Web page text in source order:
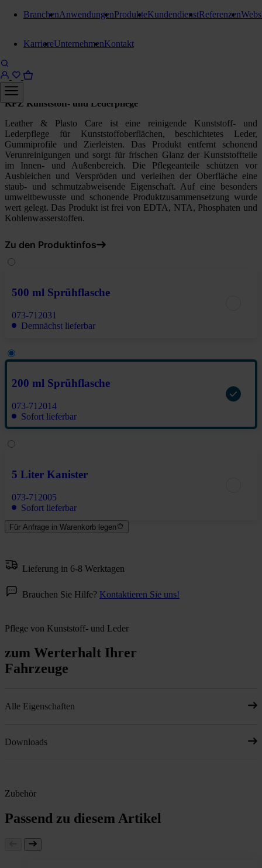
BranchenAnwendungenProdukteKundendienstReferenzen
KarriereUnternehmenKontakt
Kiehl Leather & Plasto Care
200 ml Sprühflasche
KFZ Kunststoff- und Lederpflege
Leather & Plasto Care ist eine reinigende Kunststoff- und
Lederpflege für Kunststoffoberflächen, beschichtetes Leder,
Gummiprofile und Zierleisten. Das Produkt entfernt schonend
Verunreinigungen und sorgt für frischen Glanz der Kunststoffteile
im Innen- und Außenbereich. Die Pflegeanteile schützen vor
Ausbleichen und Verspröden und verleihen der Oberfläche eine
staub- und schmutzabweisende Eigenschaft. Auf eine besonders
umweltbewusste und schonende Produktzusammensetzung wurde
wert gelegt. Das Produkt ist frei von EDTA, NTA, Phosphaten und
Kohlenwasserstoffen.
Zu den Produktinfos
500 ml Sprühflasche
073-712031
Demnächst lieferbar
200 ml Sprühflasche
073-712014
Sofort lieferbar
5 Liter Kanister
073-712005
Sofort lieferbar
Für Anfrage in Warenkorb legen
Lieferung in 6-8 Werktagen
Brauchen Sie Hilfe? Kontaktieren Sie uns!
Pflege von Kunststoff- und Leder
zum Werterhalt Ihrer
Fahrzeuge
Alle Eigenschaften
Downloads
Zubehör
Passend zu diesem Artikel